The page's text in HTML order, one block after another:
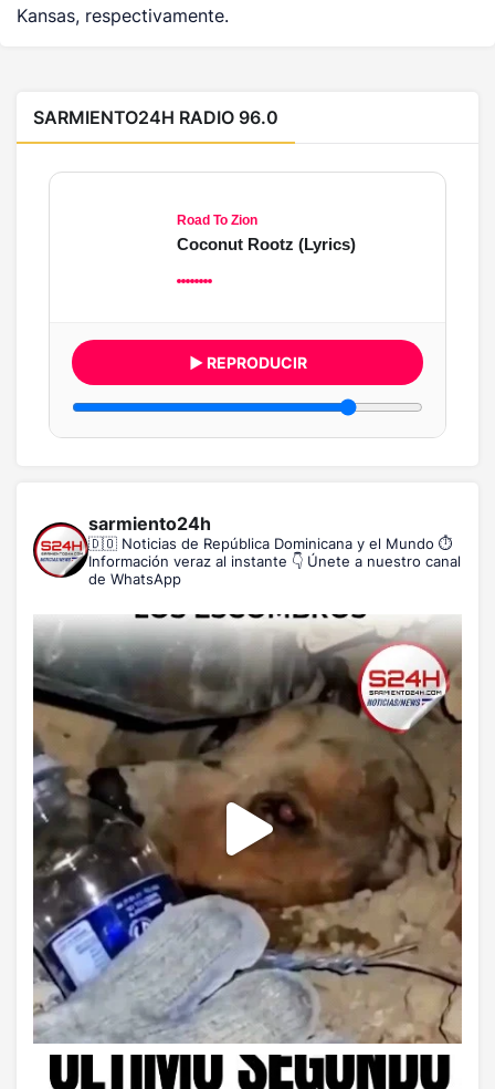
Kansas, respectivamente.
SARMIENTO24H RADIO 96.0
Road To Zion
Coconut Rootz (Lyrics)
▶ REPRODUCIR
sarmiento24h
🇩🇴 Noticias de República Dominicana y el Mundo ⏱️
Información veraz al instante 👇 Únete a nuestro canal
de WhatsApp